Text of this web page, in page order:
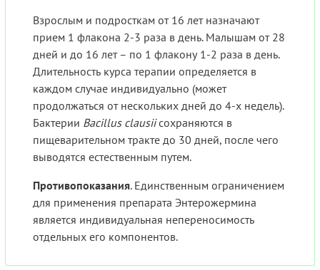
Взрослым и подросткам от 16 лет назначают
прием 1 флакона 2-3 раза в день. Малышам от 28
дней и до 16 лет – по 1 флакону 1-2 раза в день.
Длительность курса терапии определяется в
каждом случае индивидуально (может
продолжаться от нескольких дней до 4-х недель).
Бактерии Bacillus clausiiсохраняются в
пищеварительном тракте до 30 дней, после чего
выводятся естественным путем.
Противопоказания. Единственным ограничением
для применения препарата Энтерожермина
является индивидуальная непереносимость
отдельных его компонентов.